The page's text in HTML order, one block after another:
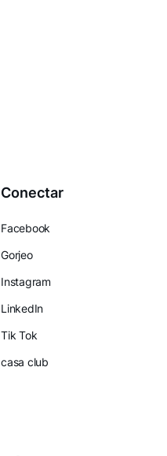
Conectar
Facebook
Gorjeo
Instagram
LinkedIn
Tik Tok
casa club